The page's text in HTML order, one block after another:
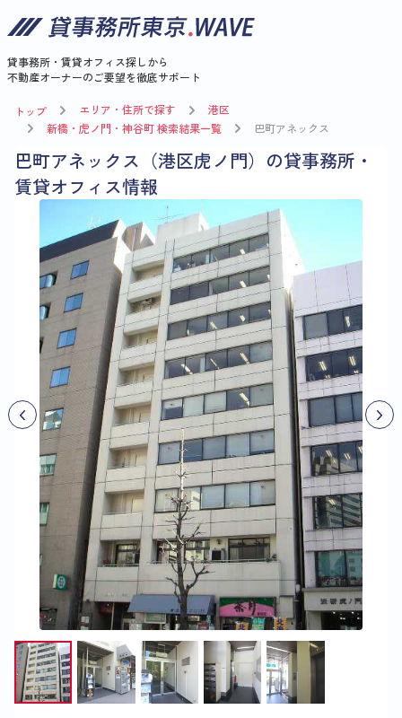
貸事務所・賃貸オフィス探しから
不動産オーナーのご要望を徹底サポート
トップ エリア・住所で探す
港区
新橋・虎ノ門・神谷町 検索結果一覧
巴町アネックス
巴町アネックス（港区虎ノ門）の貸事務所・
賃貸オフィス情報